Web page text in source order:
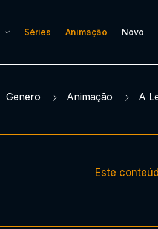
Séries Animação Novo
Genero Animação A
Este